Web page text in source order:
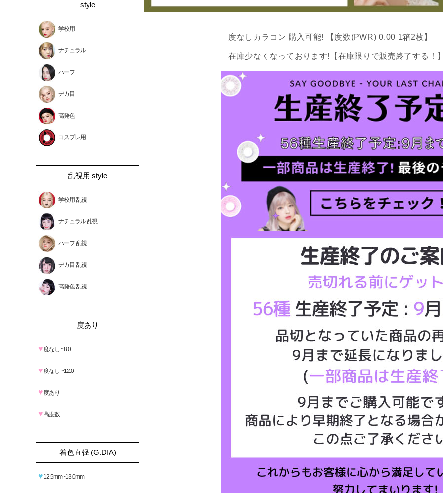
style
学校用
ナチュラル
ハーフ
デカ目
高発色
コスプレ用
乱視用 style
学校用 乱視
ナチュラル 乱視
ハーフ 乱視
デカ目 乱視
高発色 乱視
度あり
♥ 度なし ~8.0
♥ 度なし ~12.0
♥ 度あり
♥高度数
着色直径 (G.DIA)
♥ 12.5mm~13.0mm
度なしカラコン 購入可能! 【度数(PWR) 0.00 1箱2枚】
在庫少なくなっております!【在庫限りで販売終了する！